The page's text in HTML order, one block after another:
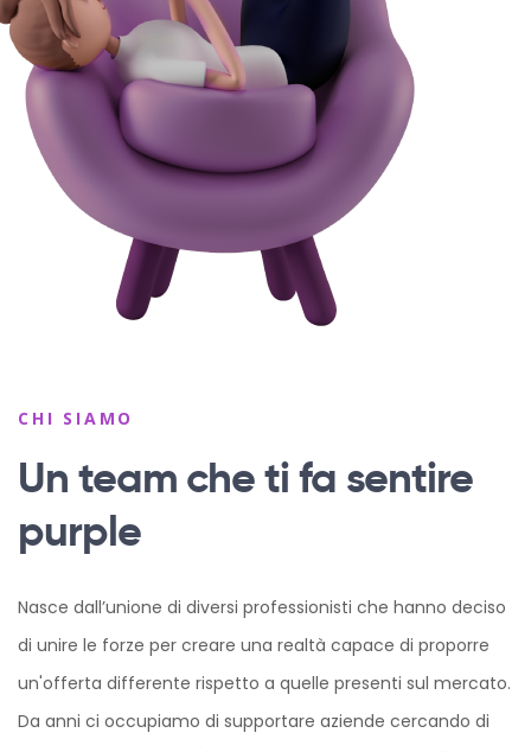
CHI SIAMO
Un team che ti fa sentire
purple
Nasce dall’unione di diversi professionisti che hanno deciso
di unire le forze per creare una realtà capace di proporre
un'offerta differente rispetto a quelle presenti sul mercato.
Da anni ci occupiamo di supportare aziende cercando di